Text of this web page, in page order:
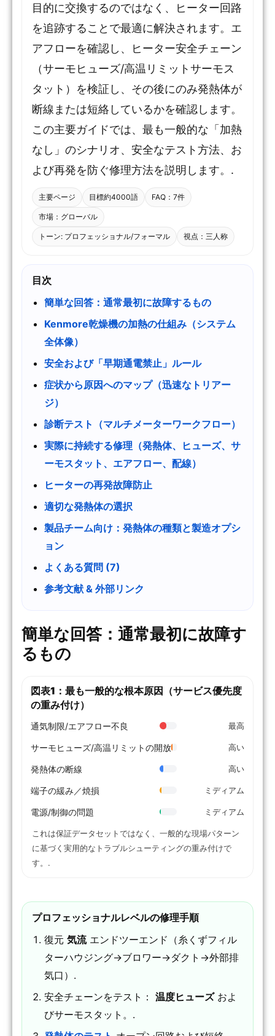
目的に交換するのではなく、ヒーター回路
を追跡することで最適に解決されます。エ
アフローを確認し、ヒーター安全チェーン
（サーモヒューズ/高温リミットサーモス
タット）を検証し、その後にのみ発熱体が
断線または短絡しているかを確認します。
この主要ガイドでは、最も一般的な「加熱
なし」のシナリオ、安全なテスト方法、お
よび再発を防ぐ修理方法を説明します。.
主要ページ 目標約4000語 FAQ：7件
市場：グローバル
トーン: プロフェッショナル/フォーマル 視点：三人称
目次
簡単な回答：通常最初に故障するもの
Kenmore乾燥機の加熱の仕組み（システム
全体像）
安全および「早期通電禁止」ルール
症状から原因へのマップ（迅速なトリアー
ジ）
診断テスト（マルチメーターワークフロー）
実際に持続する修理（発熱体、ヒューズ、サ
ーモスタット、エアフロー、配線）
ヒーターの再発故障防止
適切な発熱体の選択
製品チーム向け：発熱体の種類と製造オプシ
ョン
よくある質問 (7)
参考文献 & 外部リンク
簡単な回答：通常最初に故障す
るもの
図表1：最も一般的な根本原因（サービス優先度
の重み付け）
通気制限/エアフロー不良 最高
サーモヒューズ/高温リミットの開放 高い
発熱体の断線 高い
端子の緩み／焼損 ミディアム
電源/制御の問題 ミディアム
これは保証データセットではなく、一般的な現場パターン
に基づく実用的なトラブルシューティングの重み付けで
す。.
プロフェッショナルレベルの修理手順
復元 気流エンドツーエンド（糸くずフィル
ターハウジング→ブロワー→ダクト→外部排
気口）.
安全チェーンをテスト： 温度ヒューズおよ
びサーモスタット。.